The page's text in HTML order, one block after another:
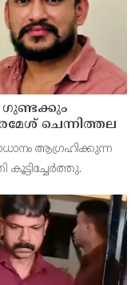
ഗുണ്ടക്കും
ചെന്നിത്തല
ആഗ്രഹിക്കുന്ന
കൂട്ടിച്ചേര്‍ത്തു.